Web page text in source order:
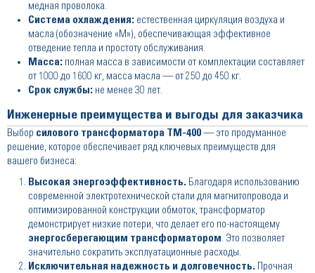
медная проволока.
Система охлаждения: естественная циркуляция воздуха и
масла (обозначение «М»), обеспечивающая эффективное
отведение тепла и простоту обслуживания.
Масса: полная масса в зависимости от комплектации составляет
от 1000 до 1600 кг, масса масла — от 250 до 450 кг.
Срок службы: не менее 30 лет.
Инженерные преимущества и выгоды для заказчика
Выбор силового трансформатора ТМ-400 — это продуманное
решение, которое обеспечивает ряд ключевых преимуществ для
вашего бизнеса:
Высокая энергоэффективность. Благодаря использованию
современной электротехнической стали для магнитопровода и
оптимизированной конструкции обмоток, трансформатор
демонстрирует низкие потери, что делает его по-настоящему
энергосберегающим трансформатором. Это позволяет
значительно сократить эксплуатационные расходы.
Исключительная надежность и долговечность. Прочная